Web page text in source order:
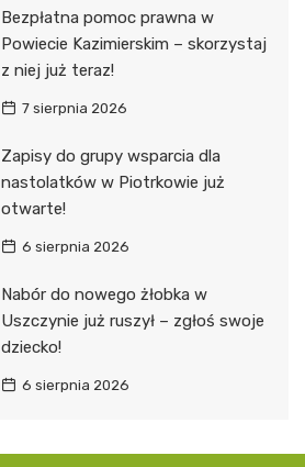
Bezpłatna pomoc prawna w
Powiecie Kazimierskim – skorzystaj
z niej już teraz!
7 sierpnia 2026
Zapisy do grupy wsparcia dla
nastolatków w Piotrkowie już
otwarte!
6 sierpnia 2026
Nabór do nowego żłobka w
Uszczynie już ruszył – zgłoś swoje
dziecko!
6 sierpnia 2026